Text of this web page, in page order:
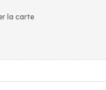
la carte